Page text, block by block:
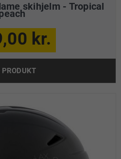
skihjelm - Tropical
kr.
PRODUKT